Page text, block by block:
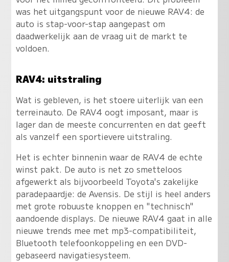
was het uitgangspunt voor de nieuwe RAV4: de
auto is stap-voor-stap aangepast om
daadwerkelijk aan de vraag uit de markt te
voldoen.
RAV4: uitstraling
Wat is gebleven, is het stoere uiterlijk van een
terreinauto. De RAV4 oogt imposant, maar is
lager dan de meeste concurrenten en dat geeft
als vanzelf een sportievere uitstraling.
Het is echter binnenin waar de RAV4 de echte
winst pakt. De auto is net zo smetteloos
afgewerkt als bijvoorbeeld Toyota's zakelijke
paradepaardje: de Avensis. De stijl is heel anders
met grote robuuste knoppen en "technisch"
aandoende displays. De nieuwe RAV4 gaat in alle
nieuwe trends mee met mp3-compatibiliteit,
Bluetooth telefoonkoppeling en een DVD-
gebaseerd navigatiesysteem.